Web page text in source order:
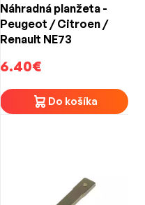
Náhradná planžeta -
Peugeot / Citroen /
Renault NE73
6.40€
Do košíka